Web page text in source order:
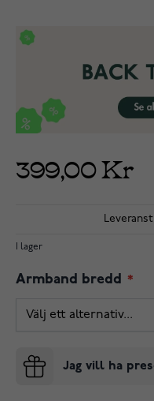
399,00 Kr
I lager
Armband bredd
Jag vill ha